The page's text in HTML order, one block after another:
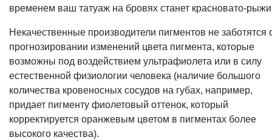
временем ваш татуаж на бровях станет красновато-
Некачественные производители пигментов не заботятся
прогнозировании изменений цвета пигмента, которые
возможны под воздействием ультрафиолета или в силу
естественной физиологии человека (наличие большого
количества кровеносных сосудов на губах, например,
придает пигменту фиолетовый оттенок, который
корректируется оранжевым цветом в пигментах более
высокого качества).